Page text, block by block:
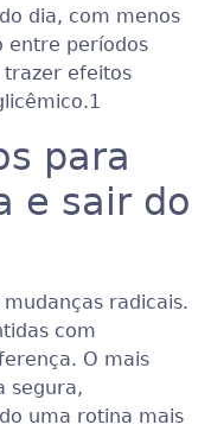
dia, com menos
entre períodos
trazer efeitos
1
para
e sair do
radicais.
com
O mais
segura,
uma rotina mais